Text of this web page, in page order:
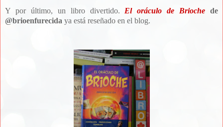
Y por último, un libro divertido. El oráculo de Brioche de
@brioenfurecida ya está reseñado en el blog.